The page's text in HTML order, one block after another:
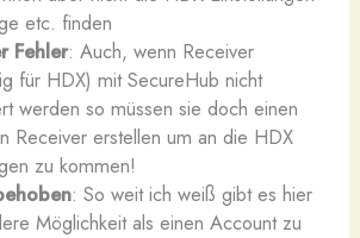
etc. finden
Fehler: Auch, wenn Receiver
für HDX) mit SecureHub nicht
werden so müssen sie doch einen
Receiver erstellen um an die HDX
zu kommen!
: So weit ich weiß gibt es hier
Möglichkeit als einen Account zu